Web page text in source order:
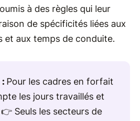
à des règles qui leur
de spécificités liées aux
et aux temps de conduite.
: Pour les cadres en forfait
les jours travaillés et
Seuls les secteurs de